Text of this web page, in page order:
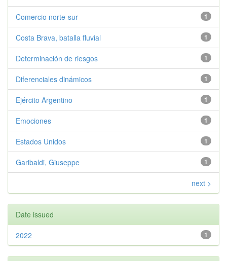
1
Comercio norte-sur
1
Costa Brava, batalla fluvial
1
Determinación de riesgos
1
Diferenciales dinámicos
1
Ejército Argentino
1
Emociones
1
Estados Unidos
1
Garibaldi, Giuseppe
next >
Date issued
1
2022